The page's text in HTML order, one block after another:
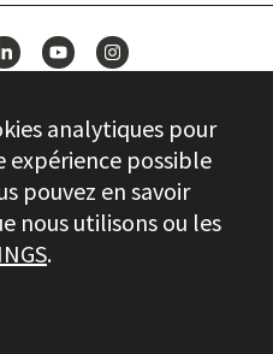
© 2026
DES COOKIES
analytiques pour
expérience possible
pouvez en savoir
nous utilisons ou les
.